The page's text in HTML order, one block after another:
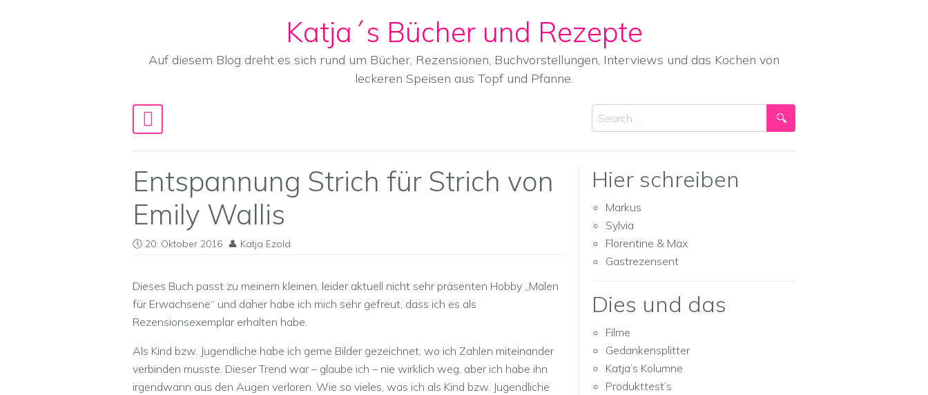
Katja´s Bücher und Rezepte
Auf diesem Blog dreht es sich rund um Bücher, Rezensionen, Buchvorstellungen, Interviews und das Kochen von
leckeren Speisen aus Topf und Pfanne.
Main Navigation
Search
Entspannung Strich für Strich von
Emily Wallis
20. Oktober 2016 Katja Ezold
Dieses Buch passt zu meinem kleinen, leider aktuell nicht sehr präsenten Hobby „Malen
für Erwachsene“ und daher habe ich mich sehr gefreut, dass ich es als
Rezensionsexemplar erhalten habe.
Als Kind bzw. Jugendliche habe ich gerne Bilder gezeichnet, wo ich Zahlen miteinander
verbinden musste. Dieser Trend war – glaube ich – nie wirklich weg, aber ich habe ihn
irgendwann aus den Augen verloren. Wie so vieles, was ich als Kind bzw. Jugendliche
Hier schreiben
Markus
Sylvia
Florentine & Max
Gastrezensent
Dies und das
Filme
Gedankensplitter
Katja’s Kolumne
Produkttest’s